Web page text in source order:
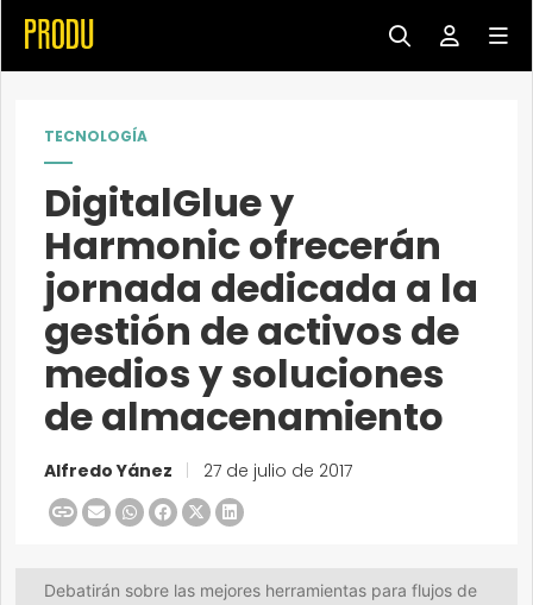
TECNOLOGÍA
DigitalGlue y
Harmonic ofrecerán
jornada dedicada a la
gestión de activos de
medios y soluciones
de almacenamiento
Alfredo Yánez 27 de julio de 2017
Debatirán sobre las mejores herramientas para flujos de